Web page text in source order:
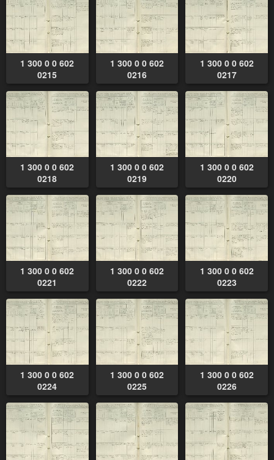
1 300 0 0 602
0215
1 300 0 0 602
0216
1 300 0 0 602
0217
1 300 0 0 602
0218
1 300 0 0 602
0219
1 300 0 0 602
0220
1 300 0 0 602
0221
1 300 0 0 602
0222
1 300 0 0 602
0223
1 300 0 0 602
0224
1 300 0 0 602
0225
1 300 0 0 602
0226